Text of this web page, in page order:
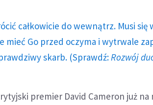
całkowicie do wewnątrz. Musi się
mieć Go przed oczyma i wytrwale
skarb. (Sprawdź: Rozwój
premier David Cameron już na